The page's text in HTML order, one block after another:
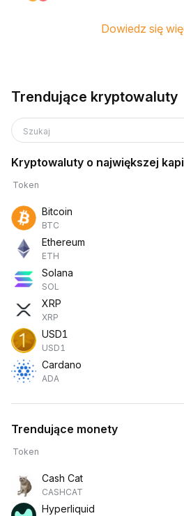
Dowiedz się
Trendujące kryptowaluty
Szukaj
Kryptowaluty o największej
Token
Bitcoin
BTC
Ethereum
ETH
Solana
SOL
XRP
XRP
USD1
USD1
Cardano
ADA
Trendujące monety
Token
Cash Cat
CASHCAT
Hyperliquid